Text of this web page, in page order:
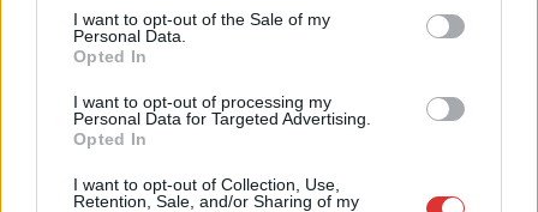
consent section.
I want to opt-out of the Sale of my
Personal Data.
Opted In
I want to opt-out of processing my
Personal Data for Targeted Advertising.
Opted In
I want to opt-out of Collection, Use,
Retention, Sale, and/or Sharing of my